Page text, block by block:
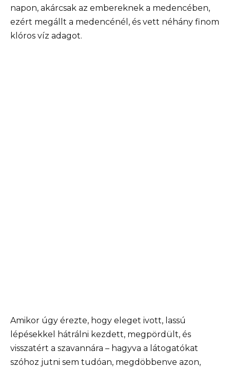
napon, akárcsak az embereknek a medencében,
ezért megállt a medencénél, és vett néhány finom
klóros víz adagot.
Amikor úgy érezte, hogy eleget ivott, lassú
lépésekkel hátrálni kezdett, megpördült, és
visszatért a szavannára – hagyva a látogatókat
szóhoz jutni sem tudóan, megdöbbenve azon,